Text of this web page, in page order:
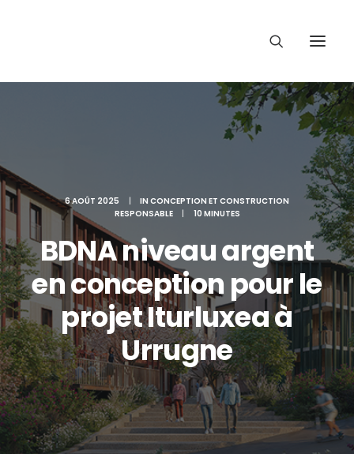
6 AOÛT 2025 | IN CONCEPTION ET CONSTRUCTION
RESPONSABLE
| 10 MINUTES
BDNA niveau argent
en conception pour le
projet Iturluxea à
Urrugne